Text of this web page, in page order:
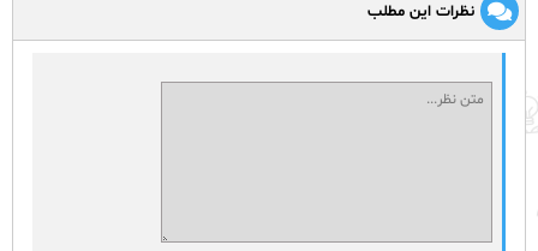
نظرات این مطلب